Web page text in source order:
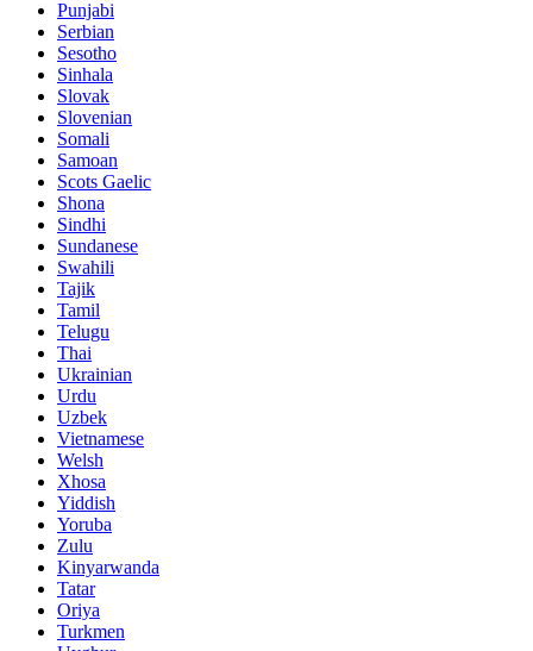
Punjabi
Serbian
Sesotho
Sinhala
Slovak
Slovenian
Somali
Samoan
Scots Gaelic
Shona
Sindhi
Sundanese
Swahili
Tajik
Tamil
Telugu
Thai
Ukrainian
Urdu
Uzbek
Vietnamese
Welsh
Xhosa
Yiddish
Yoruba
Zulu
Kinyarwanda
Tatar
Oriya
Turkmen